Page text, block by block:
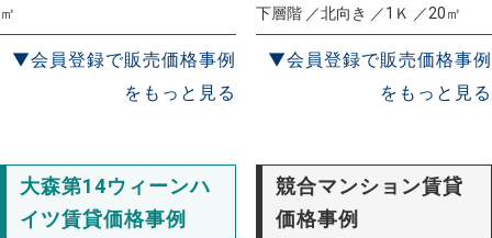
㎡
▼会員登録で販売価格事例
をもっと見る
下層階 ／北向き ／1Ｋ ／20㎡
▼会員登録で販売価格事例
をもっと見る
大森第14ウィーンハ
イツ賃貸価格事例
競合マンション賃貸
価格事例